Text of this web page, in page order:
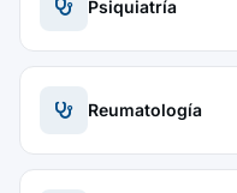
Psiquiatría
Reumatología